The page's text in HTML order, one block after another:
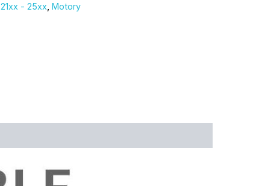
21xx - 25xx Motory